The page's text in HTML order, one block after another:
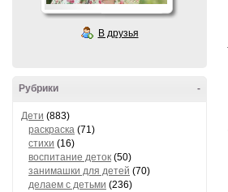
В друзья
-
Рубрики
Дети (883)
раскраска (71)
стихи (16)
воспитание деток (50)
занимашки для детей (70)
делаем с детьми (236)